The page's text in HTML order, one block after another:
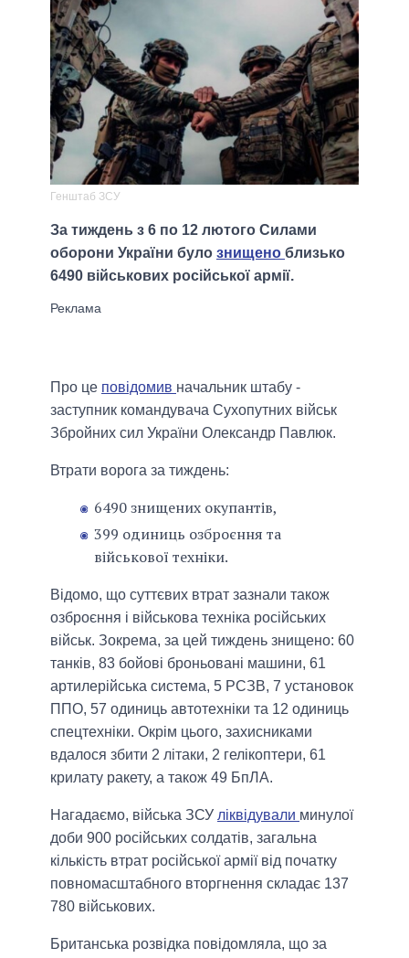
Генштаб ЗСУ
За тиждень з 6 по 12 лютого Силами
оборони України було знищено близько
6490 військових російської армії.
Про це повідомив начальник штабу -
заступник командувача Сухопутних військ
Збройних сил України Олександр Павлюк.
Втрати ворога за тиждень:
6490 знищених окупантів,
399 одиниць озброєння та
військової техніки.
Відомо, що суттєвих втрат зазнали також
озброєння і військова техніка російських
військ. Зокрема, за цей тиждень знищено: 60
танків, 83 бойові броньовані машини, 61
артилерійська система, 5 РСЗВ, 7 установок
ППО, 57 одиниць автотехніки та 12 одиниць
спецтехніки. Окрім цього, захисниками
вдалося збити 2 літаки, 2 гелікоптери, 61
крилату ракету, а також 49 БпЛА.
Нагадаємо, війська ЗСУ ліквідували минулої
доби 900 російських солдатів, загальна
кількість втрат російської армії від початку
повномасштабного вторгнення складає 137
780 військових.
Британська розвідка повідомляла, що за